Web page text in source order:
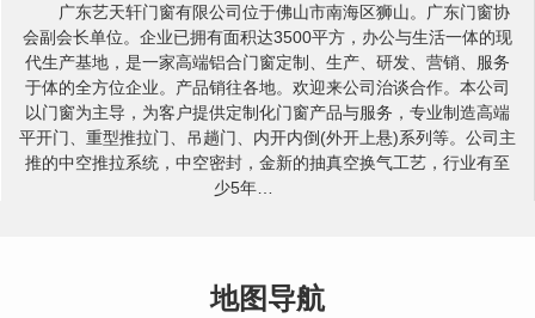
广东艺天轩门窗有限公司位于佛山市南海区狮山。广东门窗协
会副会长单位。企业已拥有面积达3500平方，办公与生活一体的现
代生产基地，是一家高端铝合门窗定制、生产、研发、营销、服务
于体的全方位企业。产品销往各地。欢迎来公司治谈合作。本公司
以门窗为主导，为客户提供定制化门窗产品与服务，专业制造高端
平开门、重型推拉门、吊趟门、内开内倒(外开上悬)系列等。公司主
推的中空推拉系统，中空密封，金新的抽真空换气工艺，行业有至
少5年…
地图导航